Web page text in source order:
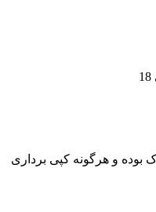
بوده و هرگونه کپی برداری